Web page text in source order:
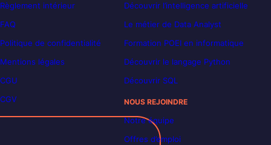
Règlement intérieur
FAQ
Politique de confidentialité
Mentions légales
CGU
CGV
Découvrir l’intelligence artificielle
Le métier de Data Analyst
Formation POEI en informatique
Découvrir le langage Python
Découvrir SQL
NOUS REJOINDRE
Notre équipe
Offres d’emploi